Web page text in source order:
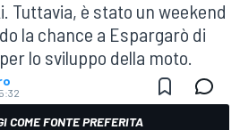
Tuttavia, è stato un weekend
la chance a Espargarò di
lo sviluppo della moto.
COME FONTE PREFERITA